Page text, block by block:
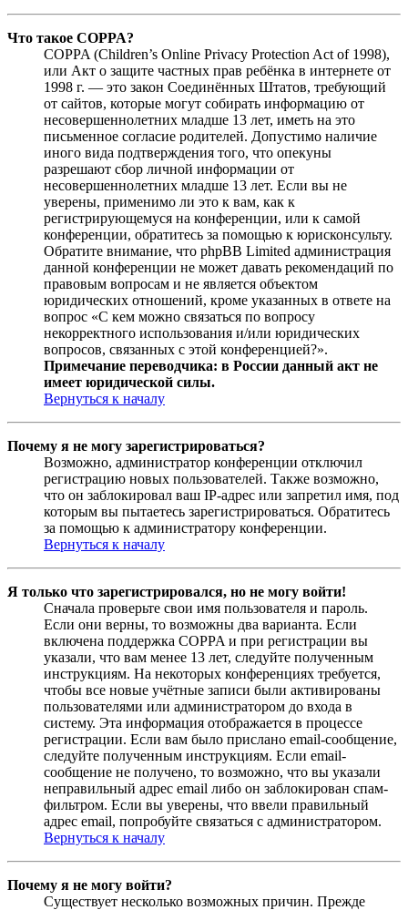
Что такое COPPA?
COPPA (Children’s Online Privacy Protection Act of 1998),
или Акт о защите частных прав ребёнка в интернете от
1998 г. — это закон Соединённых Штатов, требующий
от сайтов, которые могут собирать информацию от
несовершеннолетних младше 13 лет, иметь на это
письменное согласие родителей. Допустимо наличие
иного вида подтверждения того, что опекуны
разрешают сбор личной информации от
несовершеннолетних младше 13 лет. Если вы не
уверены, применимо ли это к вам, как к
регистрирующемуся на конференции, или к самой
конференции, обратитесь за помощью к юрисконсульту.
Обратите внимание, что phpBB Limited администрация
данной конференции не может давать рекомендаций по
правовым вопросам и не является объектом
юридических отношений, кроме указанных в ответе на
вопрос «С кем можно связаться по вопросу
некорректного использования и/или юридических
вопросов, связанных с этой конференцией?».
Примечание переводчика: в России данный акт не
имеет юридической силы.
Вернуться к началу
Почему я не могу зарегистрироваться?
Возможно, администратор конференции отключил
регистрацию новых пользователей. Также возможно,
что он заблокировал ваш IP-адрес или запретил имя, под
которым вы пытаетесь зарегистрироваться. Обратитесь
за помощью к администратору конференции.
Вернуться к началу
Я только что зарегистрировался, но не могу войти!
Сначала проверьте свои имя пользователя и пароль.
Если они верны, то возможны два варианта. Если
включена поддержка COPPA и при регистрации вы
указали, что вам менее 13 лет, следуйте полученным
инструкциям. На некоторых конференциях требуется,
чтобы все новые учётные записи были активированы
пользователями или администратором до входа в
систему. Эта информация отображается в процессе
регистрации. Если вам было прислано email-сообщение,
следуйте полученным инструкциям. Если email-
сообщение не получено, то возможно, что вы указали
неправильный адрес email либо он заблокирован спам-
фильтром. Если вы уверены, что ввели правильный
адрес email, попробуйте связаться с администратором.
Вернуться к началу
Почему я не могу войти?
Существует несколько возможных причин. Прежде